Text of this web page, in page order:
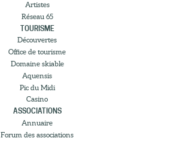
Artistes
Réseau 65
TOURISME
Découvertes
Office de tourisme
Domaine skiable
Aquensis
Pic du Midi
Casino
ASSOCIATIONS
Annuaire
Forum des associations